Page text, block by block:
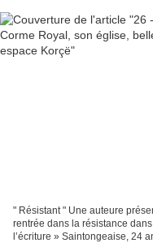
" Résistant " Une auteure
rentrée dans la résistance
l’écriture » Saintongeaise, 24